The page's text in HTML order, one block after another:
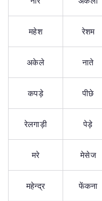
महेश रेशम
अकेले नाते
कपड़े पीछे
रेलगाड़ी पेड़े
मरे मेसेज
महेन्द्र फेंकना